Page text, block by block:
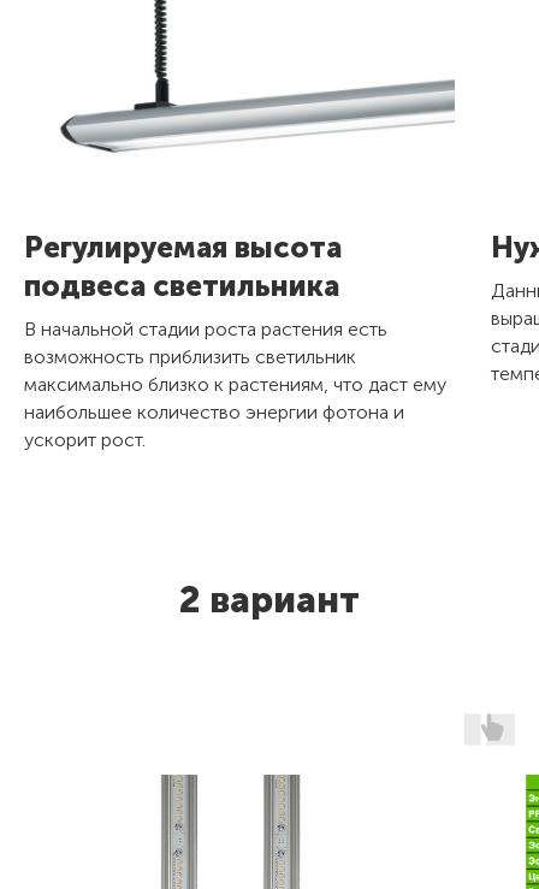
Регулируемая высота
подвеса светильника
В начальной стадии роста растения есть
возможность приблизить светильник
максимально близко к растениям, что даст ему
наибольшее количество энергии фотона и
ускорит рост.
2 вариант